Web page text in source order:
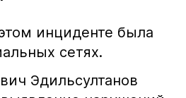
инциденте была
сетях.
Эдильсултанов